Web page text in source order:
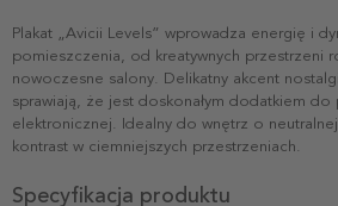
Plakat „Avicii Levels” wprowadza energię i
pomieszczenia, od kreatywnych przestrzeni
nowoczesne salony. Delikatny akcent
sprawiają, że jest doskonałym dodatkiem do
elektronicznej. Idealny do wnętrz o
kontrast w ciemniejszych przestrzeniach.
Specyfikacja produktu